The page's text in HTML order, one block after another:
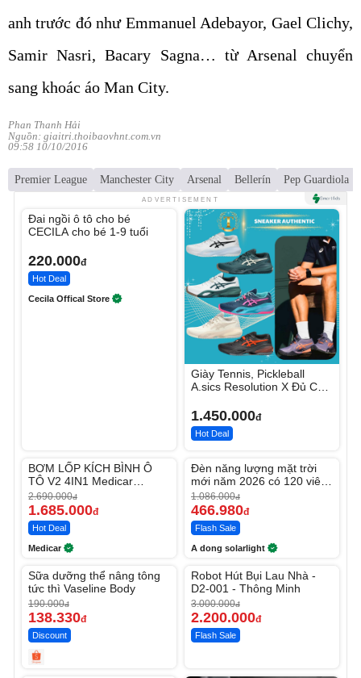
anh trước đó như Emmanuel Adebayor, Gael Clichy,
Samir Nasri, Bacary Sagna… từ Arsenal chuyển
sang khoác áo Man City.
Phan Thanh Hải
Nguồn: giaitri.thoibaovhnt.com.vn
09:58 10/10/2016
Premier League Manchester City Arsenal Bellerín Pep Guardiola
ADVERTISEMENT
Đai ngồi ô tô cho bé
CECILA cho bé 1-9 tuổi
220.000đ
Hot Deal
Cecila Offical Store
Giày Tennis, Pickleball
A.sics Resolution X Đủ Các
1.450.000đ
Hot Deal
-37%
BƠM LỐP KÍCH BÌNH Ô
TÔ V2 4IN1 Medicar
12.000mAh
2.690.000đ
1.685.000đ
Hot Deal
Medicar
-56%
Đèn năng lượng mặt trời
mới năm 2026 có 120 viên
LED lớn
1.086.000đ
466.980đ
Flash Sale
A dong solarlight
-27%
Sữa dưỡng thể nâng tông
tức thì Vaseline Body
190.000đ
138.330đ
Discount
-26%
Robot Hút Bụi Lau Nhà -
D2-001 - Thông Minh
3.000.000đ
2.200.000đ
Flash Sale